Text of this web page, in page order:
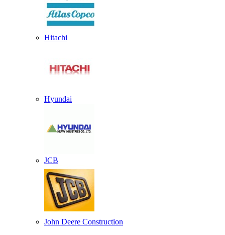
Hitachi
Hyundai
JCB
John Deere Construction